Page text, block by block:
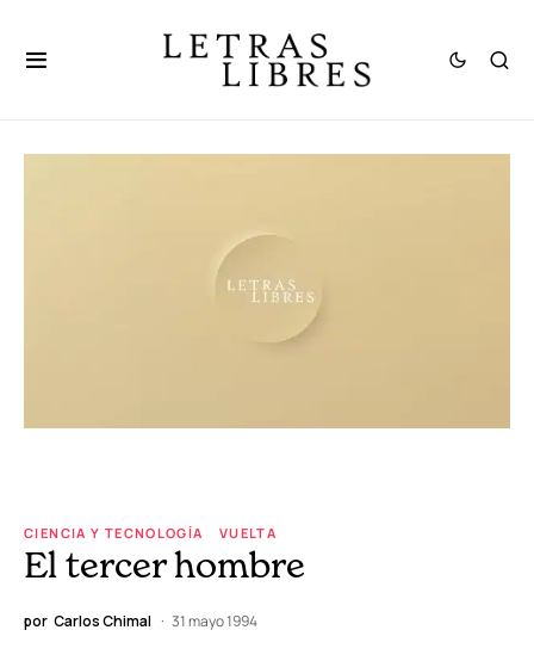
CIENCIA Y TECNOLOGÍA VUELTA
El tercer hombre
por Carlos Chimal 31 mayo 1994